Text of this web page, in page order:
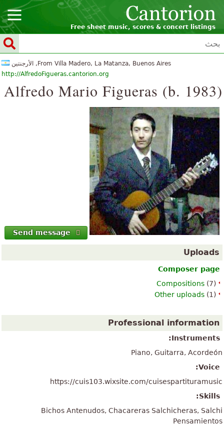
Free sheet music, scores & concert listings
From Villa Madero, La Matanza, Buenos Aires, الأرجنتين
http://AlfredoFigueras.cantorion.org
Alfredo Mario Figueras (b. 1983)
Send message
Uploads
Composer page
Compositions (7)
Other uploads (1)
Professional information
Instruments:
Piano, Guitarra, Acordeón
Voice:
https://cuis103.wixsite.com/cuisespartituramusic
Skills:
Bichos Antenudos, Chacareras Salchicheras, Salchi
Pensamientos